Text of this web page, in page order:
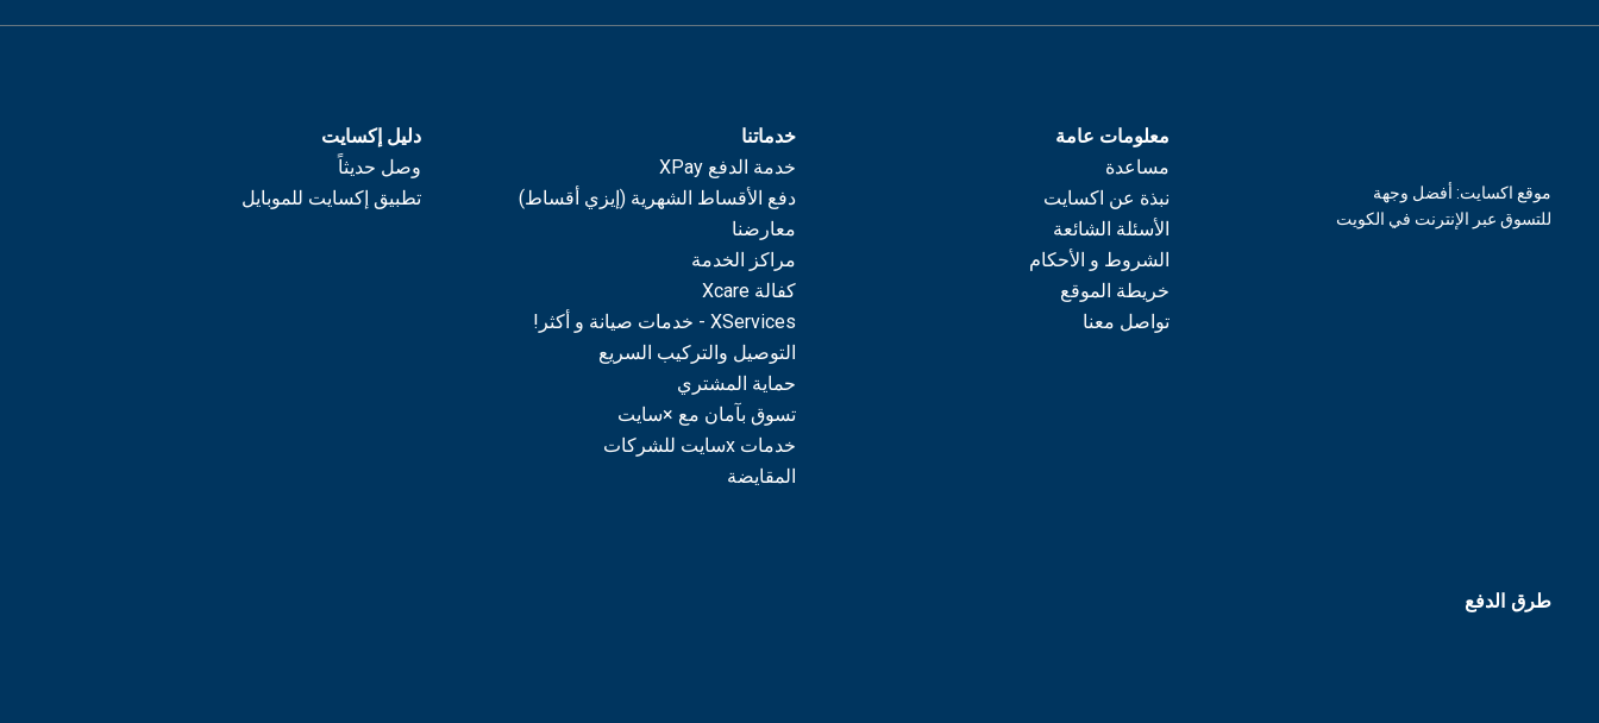
معلومات عامة
مساعدة
نبذة عن اكسايت
الأسئلة الشائعة
الشروط و الأحكام
خريطة الموقع
تواصل معنا
خدماتنا
خدمة الدفع XPay
دفع الأقساط الشهرية (إيزي أقساط)
معارضنا
مراكز الخدمة
كفالة Xcare
XServices - خدمات صيانة و أكثر!
التوصيل والتركيب السريع
حماية المشتري
تسوق بآمان مع ×سايت
خدمات xسايت للشركات
المقايضة
دليل إكسايت
وصل حديثاً
تطبيق إكسايت للموبايل
موقع اكسايت: أفضل وجهة
للتسوق عبر الإنترنت في الكويت
طرق الدفع